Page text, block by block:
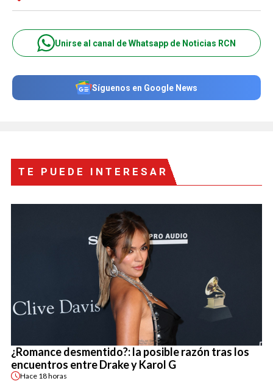
Unirse al canal de Whatsapp de Noticias RCN
Síguenos en Google News
TE PUEDE INTERESAR
¿Romance desmentido?: la posible razón tras los
encuentros entre Drake y Karol G
Hace 18 horas